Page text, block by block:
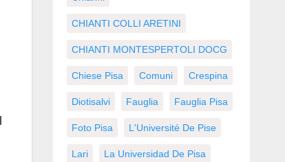
CHIANTI COLLI ARETINI
CHIANTI MONTESPERTOLI DOCG
Chiese Pisa Comuni Crespina
Diotisalvi Fauglia Fauglia Pisa
Foto Pisa L'Université De Pise
Lari La Universidad De Pisa